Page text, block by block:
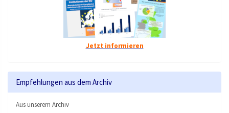
Jetzt informieren
Empfehlungen aus dem Archiv
Aus unserem Archiv